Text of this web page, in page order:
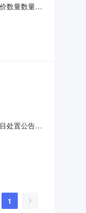
数量数量单
处置公告受
为的批准情
1